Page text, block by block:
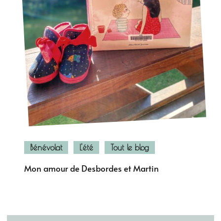
Bénévolat L'été Tout le blog
Mon amour de Desbordes et Martin